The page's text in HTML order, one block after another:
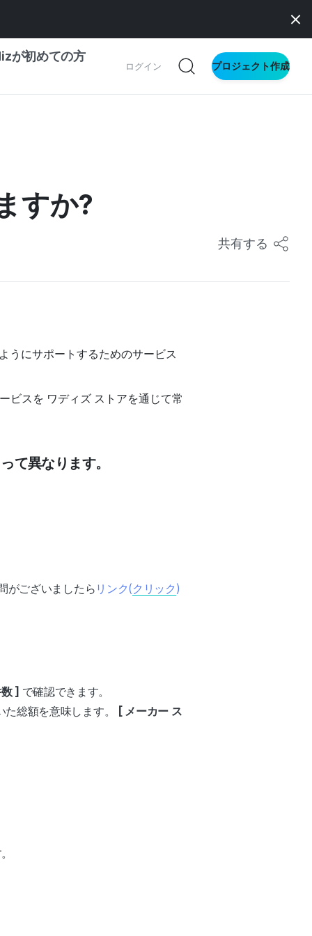
が初めての方
ログイン プロジェクト作成
け すか?
共有する
うにサポートするためのサービス
ビスを ワディズ ストアを通じて常
て異なります。
がございましたら リンク(クリック )
] で確認できます。
総額を意味します。
[ メーカー ス